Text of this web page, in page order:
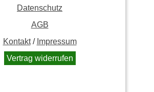
Datenschutz
AGB
Kontakt/ Impressum
Vertrag widerrufen